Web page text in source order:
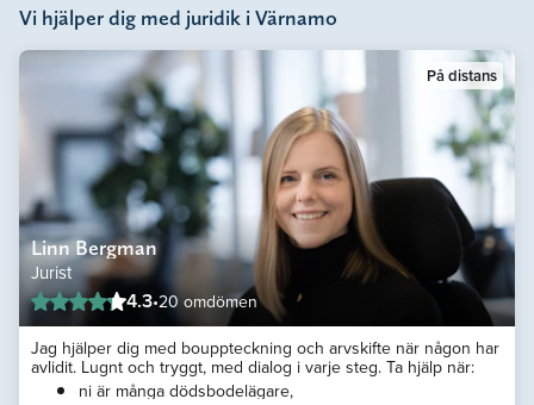
Vi hjälper dig med juridik i Värnamo
Linn Bergman
Jurist
4.3•20 omdömen
På distans
Jag hjälper dig med bouppteckning och arvskifte när någon har
avlidit. Lugnt och tryggt, med dialog i varje steg. Ta hjälp när:
ni är många dödsbodelägare,